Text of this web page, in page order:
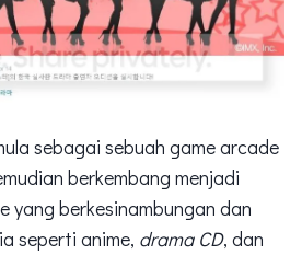
sebagai sebuah game arcade
berkembang menjadi
yang berkesinambungan dan
seperti anime, drama CD, dan